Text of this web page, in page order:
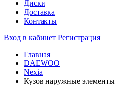
Диски
Доставка
Контакты
Вход в кабинет Регистрация
Главная
DAEWOO
Nexia
Кузов наружные элементы